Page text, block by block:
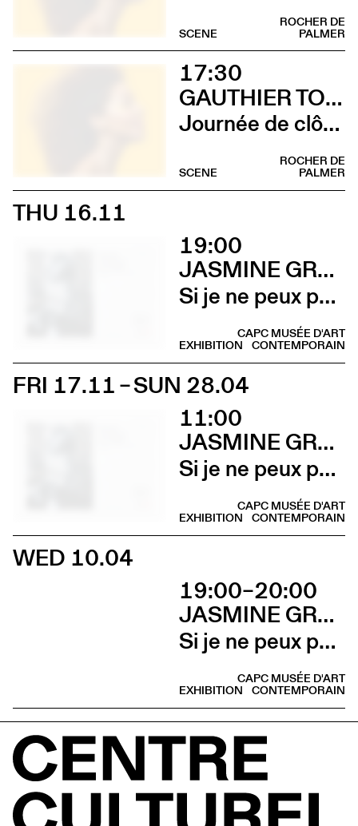
ROCHER DE
PALMER
SCENE
17:30
GAUTHIER TOUX TRIO / LOUIS JUCKER / YILIAN CAÑIZARES
Journée de clôture du FAB (Yilian Cañizares)
ROCHER DE
PALMER
SCENE
THU 16.11
19:00
JASMINE GREGORY
Si je ne peux pas l’avoir, toi non plus (Vernissage)
CAPC MUSÉE D'ART
CONTEMPORAIN
EXHIBITION
FRI 17.11 – SUN 28.04
11:00
JASMINE GREGORY
Si je ne peux pas l’avoir, toi non plus
CAPC MUSÉE D'ART
CONTEMPORAIN
EXHIBITION
WED 10.04
19:00–20:00
JASMINE GREGORY
Si je ne peux pas l’avoir, toi non plus (Talk avec Jasmine Gregory et Marion Vasseur Raluy)
CAPC MUSÉE D'ART
CONTEMPORAIN
EXHIBITION